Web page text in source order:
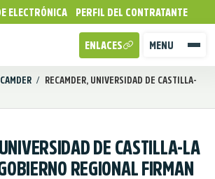
ELECTRÓNICA PERFIL DEL CONTRATANTE
MENU
ENLACES
/ RECAMDER, UNIVERSIDAD DE CASTILLA-
DE CASTILLA-LA
REGIONAL FIRMAN